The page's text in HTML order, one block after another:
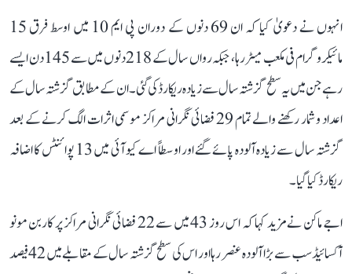
انہوں نے دعویٰ کیا کہ ان 69 دنوں کے دوران پی ایم 10 میں اوسط فرق 15
مائیکروگرام فی مکعب میٹر رہا، جبکہ رواں سال کے 218 دنوں میں سے 145 دن ایسے
رہے جن میں یہ سطح گزشتہ سال سے زیادہ ریکارڈ کی گئی۔ ان کے مطابق گزشتہ سال کے
اعداد و شمار رکھنے والے تمام 29 فضائی نگرانی مراکز موسمی اثرات الگ کرنے کے بعد
گزشتہ سال سے زیادہ آلودہ پائے گئے اور اوسطاً اے کیو آئی میں 13 پوائنٹس کا اضافہ
ریکارڈ کیا گیا۔
اجے ماکن نے مزید کہا کہ اس روز 43 میں سے 22 فضائی نگرانی مراکز پر کاربن مونو
آکسائیڈ سب سے بڑا آلودہ عنصر رہا اور اس کی سطح گزشتہ سال کے مقابلے میں 42 فیصد